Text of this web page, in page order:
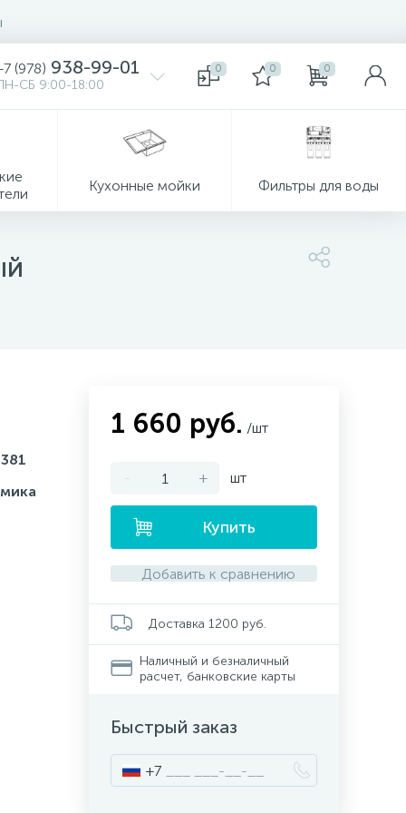
(978) 938-99-01
СБ 9:00-18:00
0 0 0
Кухонные мойки Фильтры для воды
1 660 руб. /шт
- + шт
Купить
Добавить к сравнению
Доставка 1200 руб.
Наличный и безналичный
расчет, банковские карты
Быстрый заказ
+7